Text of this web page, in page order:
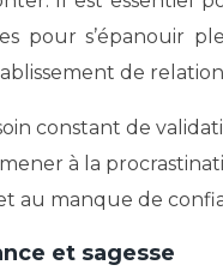
pour s’épanouir
de
constant de
à la
au manque de
et sagesse